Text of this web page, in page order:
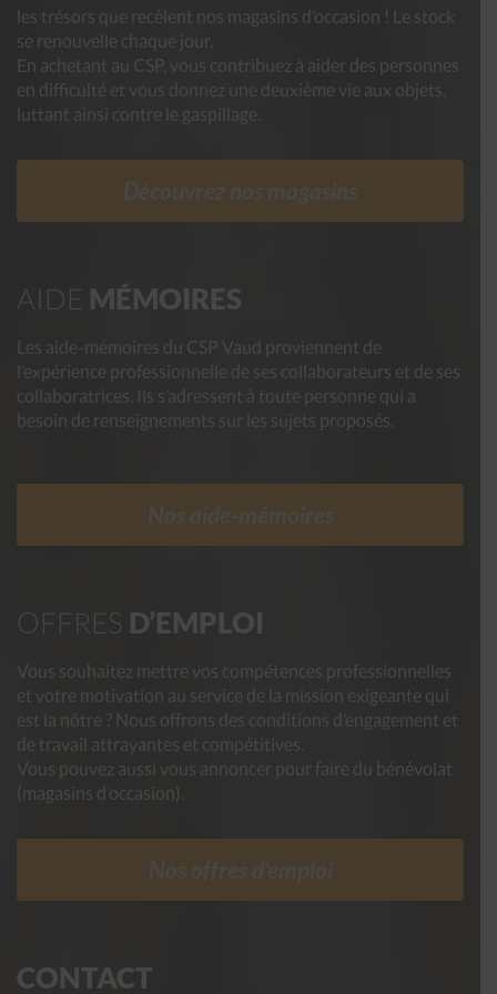
les trésors que recèlent nos magasins d’occasion ! Le stock
se renouvelle chaque jour.
En achetant au CSP, vous contribuez à aider des personnes
en difficulté et vous donnez une deuxième vie aux objets,
luttant ainsi contre le gaspillage.
Découvrez nos magasins
AIDE MÉMOIRES
Les aide-mémoires du CSP Vaud proviennent de
l’expérience professionnelle de ses collaborateurs et de ses
collaboratrices. Ils s’adressent à toute personne qui a
besoin de renseignements sur les sujets proposés.
Nos aide-mémoires
OFFRES D’EMPLOI
Vous souhaitez mettre vos compétences professionnelles
et votre motivation au service de la mission exigeante qui
est la nôtre ? Nous offrons des conditions d’engagement et
de travail attrayantes et compétitives.
Vous pouvez aussi vous annoncer pour faire du bénévolat
(magasins d’occasion).
Nos offres d’emploi
CONTACT